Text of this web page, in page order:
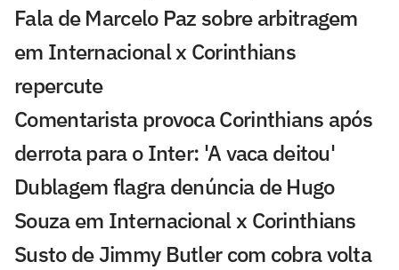
Fala de Marcelo Paz sobre arbitragem
em Internacional x Corinthians
repercute
Comentarista provoca Corinthians após
derrota para o Inter: 'A vaca deitou'
Dublagem flagra denúncia de Hugo
Souza em Internacional x Corinthians
Susto de Jimmy Butler com cobra volta